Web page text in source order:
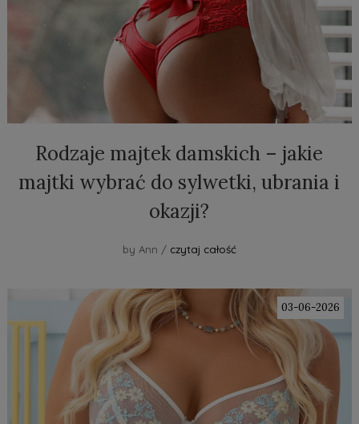
Rodzaje majtek damskich – jakie
majtki wybrać do sylwetki, ubrania i
okazji?
by Ann / czytaj całość
03-06-2026